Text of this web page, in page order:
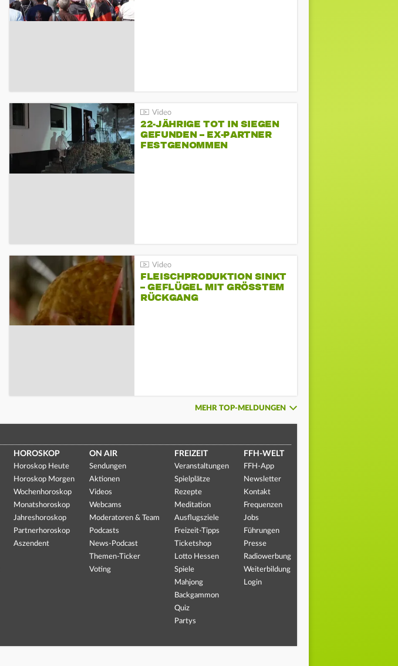
22-JÄHRIGE TOT IN SIEGEN
GEFUNDEN – EX-PARTNER
FESTGENOMMEN
FLEISCHPRODUKTION SINKT
– GEFLÜGEL MIT GRÖSSTEM R
ÜCKGANG
MEHR TOP-MELDUNGEN
HOROSKOP
Horoskop Heute
Horoskop Morgen
Wochenhoroskop
Monatshoroskop
Jahreshoroskop
Partnerhoroskop
Aszendent
ON AIR
Sendungen
Aktionen
Videos
Webcams
Moderatoren & Team
Podcasts
News-Podcast
Themen-Ticker
Voting
FREIZEIT
Veranstaltungen
Spielplätze
Rezepte
Meditation
Ausflugsziele
Freizeit-Tipps
Ticketshop
Lotto Hessen
Spiele
Mahjong
Backgammon
Quiz
Partys
FFH-WELT
FFH-App
Newsletter
Kontakt
Frequenzen
Jobs
Führungen
Presse
Radiowerbung
Weiterbildung
Login